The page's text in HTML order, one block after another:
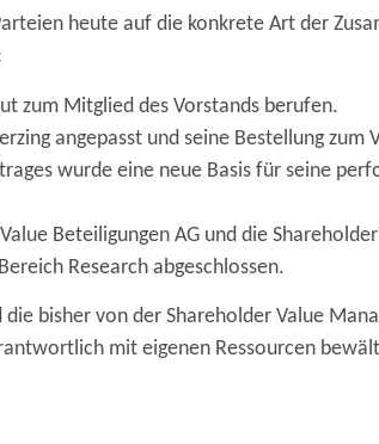
heute auf die konkrete Art der
zum Mitglied des Vorstands berufen.
angepasst und seine Bestellung zum
wurde eine neue Basis für seine
Beteiligungen AG und die
Research abgeschlossen.
bisher von der Shareholder Value
mit eigenen Ressourcen